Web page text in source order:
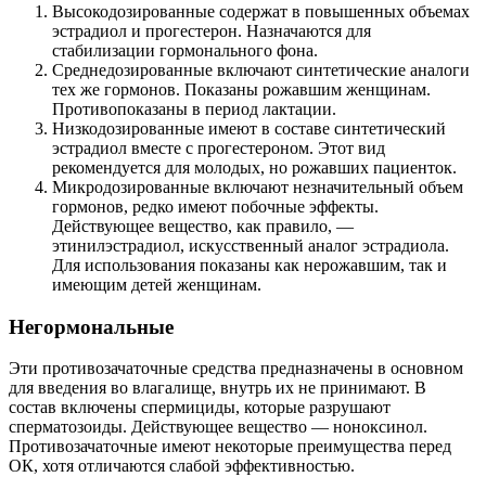
Высокодозированные содержат в повышенных объемах
эстрадиол и прогестерон. Назначаются для
стабилизации гормонального фона.
Среднедозированные включают синтетические аналоги
тех же гормонов. Показаны рожавшим женщинам.
Противопоказаны в период лактации.
Низкодозированные имеют в составе синтетический
эстрадиол вместе с прогестероном. Этот вид
рекомендуется для молодых, но рожавших пациенток.
Микродозированные включают незначительный объем
гормонов, редко имеют побочные эффекты.
Действующее вещество, как правило, —
этинилэстрадиол, искусственный аналог эстрадиола.
Для использования показаны как нерожавшим, так и
имеющим детей женщинам.
Негормональные
Эти противозачаточные средства предназначены в основном
для введения во влагалище, внутрь их не принимают. В
состав включены спермициды, которые разрушают
сперматозоиды. Действующее вещество — ноноксинол.
Противозачаточные имеют некоторые преимущества перед
ОК, хотя отличаются слабой эффективностью.